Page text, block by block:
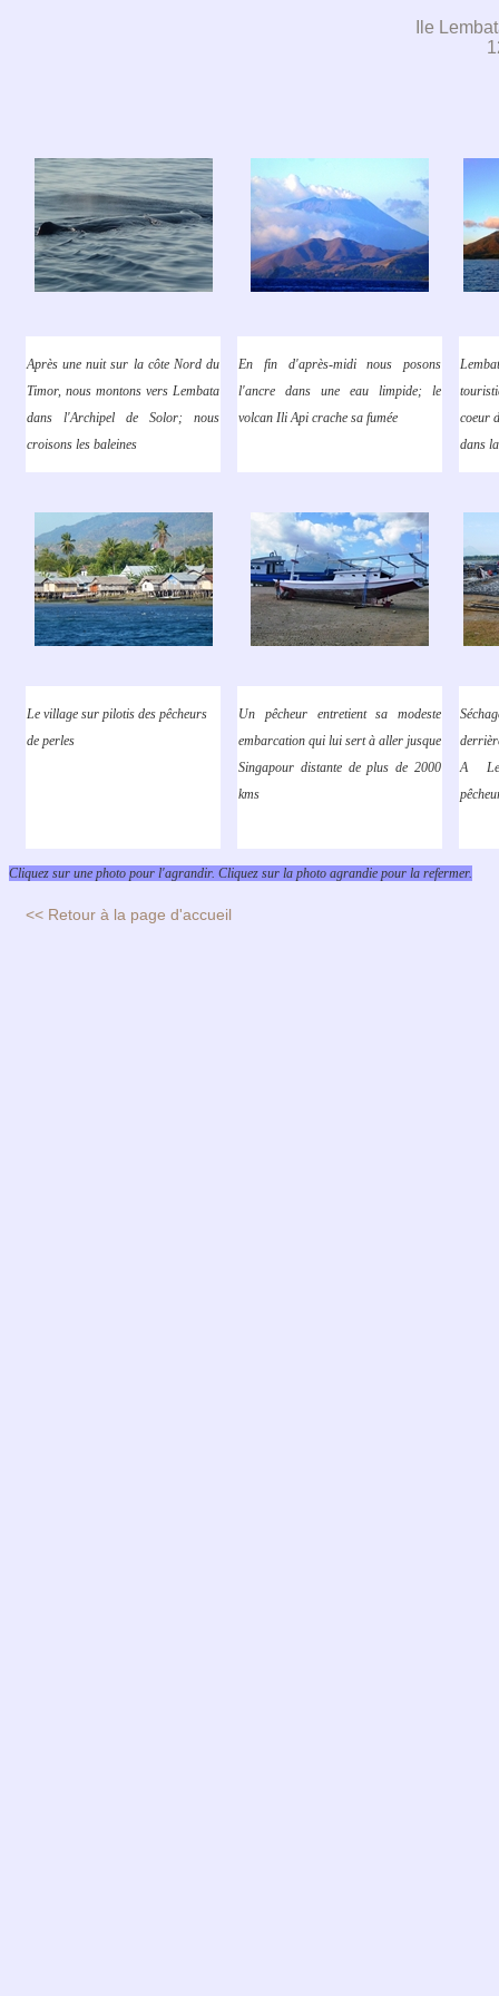
Ile
Après une nuit sur la côte Nord du
Timor, nous montons vers Lembata
dans l'Archipel de Solor; nous
croisons les baleines
En fin d'après-midi nous posons
l'ancre dans une eau limpide; le
volcan Ili Api crache sa fumée
coeur
dans
Le village sur pilotis des pêcheurs
de perles
Un pêcheur entretient sa modeste
embarcation qui lui sert à aller jusque
Singapour distante de plus de 2000
kms
A
Cliquez sur une photo pour l'agrandir. Cliquez sur la photo agrandie pour la refermer.
<< Retour à la page d'accueil